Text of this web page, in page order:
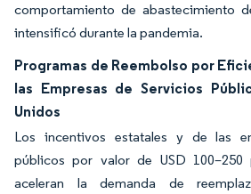
comportamiento de abastecimiento
intensificó durante la pandemia.
Programas de Reembolso por
las Empresas de Servicios
Unidos
Los incentivos estatales y de las
públicos por valor de USD
aceleran la demanda de